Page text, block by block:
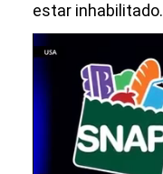
estar inhabilitado.